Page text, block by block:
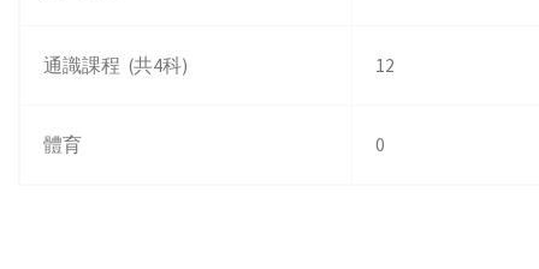
通識課程 (共4科) 12
體育 0